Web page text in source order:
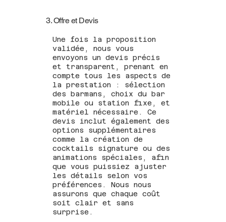
3. Offre et Devis
Une fois la proposition
validée, nous vous
envoyons un devis précis
et transparent, prenant en
compte tous les aspects de
la prestation : sélection
des barmans, choix du bar
mobile ou station fixe, et
matériel nécessaire. Ce
devis inclut également des
options supplémentaires
comme la création de
cocktails signature ou des
animations spéciales, afin
que vous puissiez ajuster
les détails selon vos
préférences. Nous nous
assurons que chaque coût
soit clair et sans
surprise.